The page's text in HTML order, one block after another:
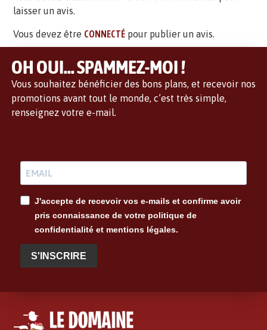
laisser un avis.
Vous devez être CONNECTÉ pour publier un avis.
OH OUI... SPAMMEZ-MOI !
Vous souhaitez bénéficier des bons plans, et recevoir nos
promotions avant tout le monde, c’est très simple,
renseignez votre e-mail.
J'accepte de recevoir vos e-mails et confirme avoir
pris connaissance de votre politique de
confidentialité et mentions légales.
S'INSCRIRE